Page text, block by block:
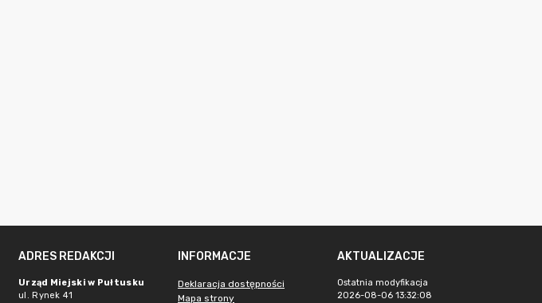
ADRES REDAKCJI
Urząd Miejski w Pułtusku
ul. Rynek 41
INFORMACJE
Deklaracja dostępności
Mapa strony
AKTUALIZACJE
Ostatnia modyfikacja
2026-08-06 13:32:08